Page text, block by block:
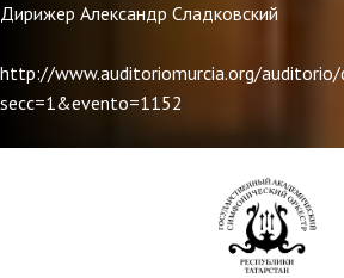
Дирижер Александр Сладковский
http://www.auditoriomurcia.org/auditorio/
secc=1&evento=1152